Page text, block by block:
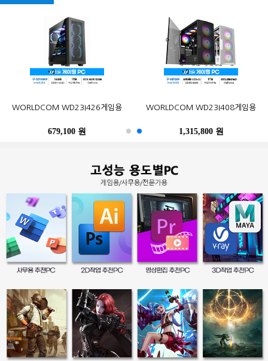
WORLDCOM WD23I426게임용
679,100 원
WORLDCOM WD23I408게임용
1,315,800 원
N100 Win10Pro (4GB, M.2
402,900 원
N10C6L2M Fanless Wi-Fi 6E Win11
486,200 원
MSI G27CQ4 E2 게이밍 170
WQHD HDR 무결점
249,000 원
한성컴퓨터 TFG32Q07P IPS QHD
리얼 75
247,500 원
포유디지탈 iMUZ 컨버터 탭 14 PRO
(스탠드 포함, SSD 256GB)
490,500 원
삼성전자 2017 노트북9 Always
NT900X3N-K517S (기본)
39,300 원
삼성전자 SL-C513W (기본토너)
259,000 원
Epson 정품 무한 L6290 (무한잉크)
396,000 원